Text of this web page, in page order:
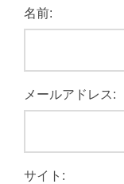
名前:
メールアドレス:
サイト: